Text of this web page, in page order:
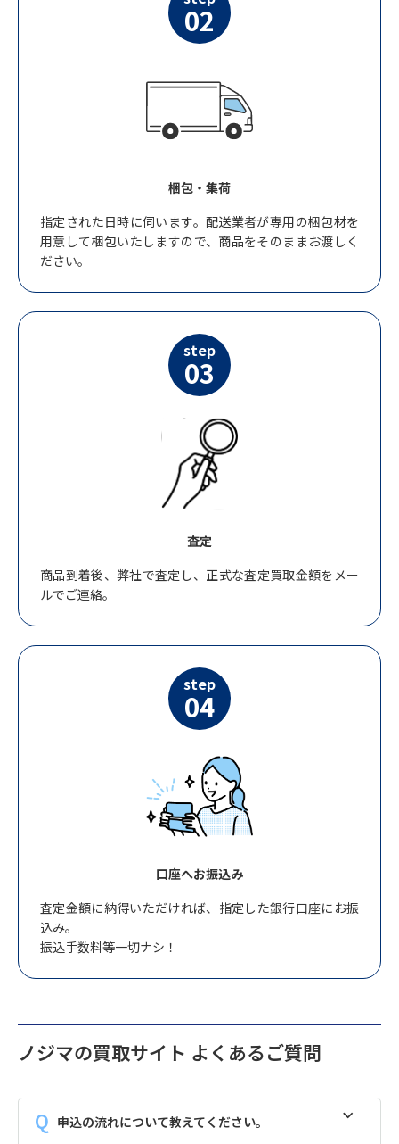
02
梱包・集荷
指定された日時に伺います。配送業者が専用の梱包材を
用意して梱包いたしますので、商品をそのままお渡しく
ださい。
step
03
査定
商品到着後、弊社で査定し、正式な査定買取金額をメー
ルでご連絡。
step
04
口座へお振込み
査定金額に納得いただければ、指定した銀行口座にお振
込み。
振込手数料等一切ナシ！
ノジマの買取サイト よくあるご質問
申込の流れについて教えてください。